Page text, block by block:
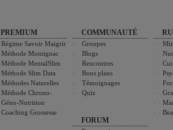
PREMIUM
Régime Savoir Maigrir
Méthode Montignac
Méthode MentalSlim
Méthode Slim Data
Méthodes Naturelles
Méthode Chrono-
Géno-Nutrition
Coaching Grossesse
COMMUNAUTÉ
Groupes
Blogs
Rencontres
Bons plans
Témoignages
Quiz
FORUM